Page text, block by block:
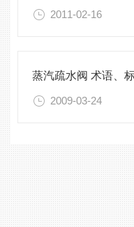
2011-02-16
蒸汽疏水阀 术语、
2009-03-24